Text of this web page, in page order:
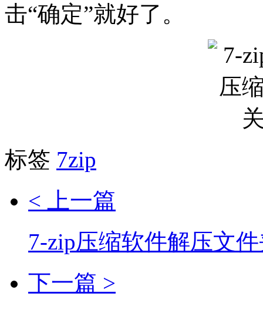
击“确定”就好了。
标签 7zip
< 上一篇
7-zip压缩软件解压文
下一篇 >